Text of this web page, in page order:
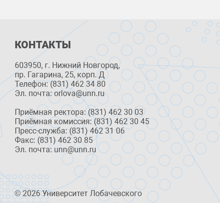
КОНТАКТЫ
603950, г. Нижний Новгород,
пр. Гагарина, 25, корп. Д
Телефон: (831) 462 34 80
Эл. почта: orlova@unn.ru
Приёмная ректора: (831) 462 30 03
Приёмная комиссия: (831) 462 30 45
Пресс-служба: (831) 462 31 06
Факс: (831) 462 30 85
Эл. почта: unn@unn.ru
© 2026 Университет Лобачевского